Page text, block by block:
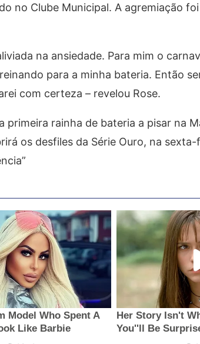
no Clube Municipal. A agremiação
na ansiedade. Para mim o
para a minha bateria. Então
com certeza – revelou Rose.
rainha de bateria a pisar na
os desfiles da Série Ouro, na